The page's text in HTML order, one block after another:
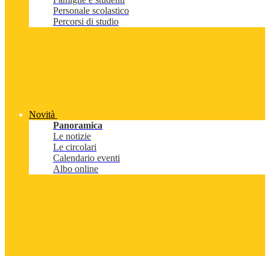
Personale scolastico
Percorsi di studio
Novità
Panoramica
Le notizie
Le circolari
Calendario eventi
Albo online